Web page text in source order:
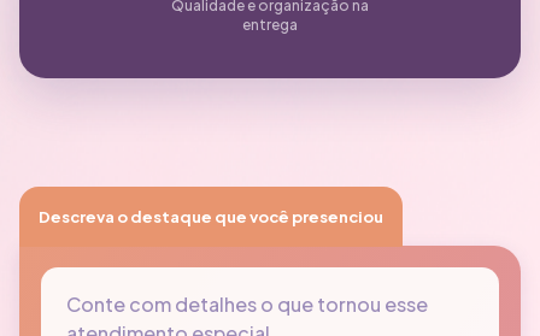
Qualidade e organização na
entrega
Descreva o destaque que você presenciou